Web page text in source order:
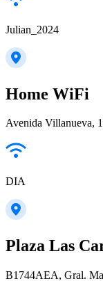
Julian_2024
Home WiFi
Avenida Villanueva,
DIA
Plaza Las
B1744AEA, Gral.